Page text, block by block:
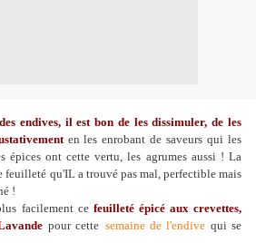
des endives, il est bon de les dissimuler, de les
en les enrobant de saveurs qui les
épices ont cette vertu, les agrumes aussi ! La
feuilleté qu'IL a trouvé pas mal, perfectible mais
!
facilement ce feuilleté épicé aux crevettes,
pour cette semaine de l'endive qui se